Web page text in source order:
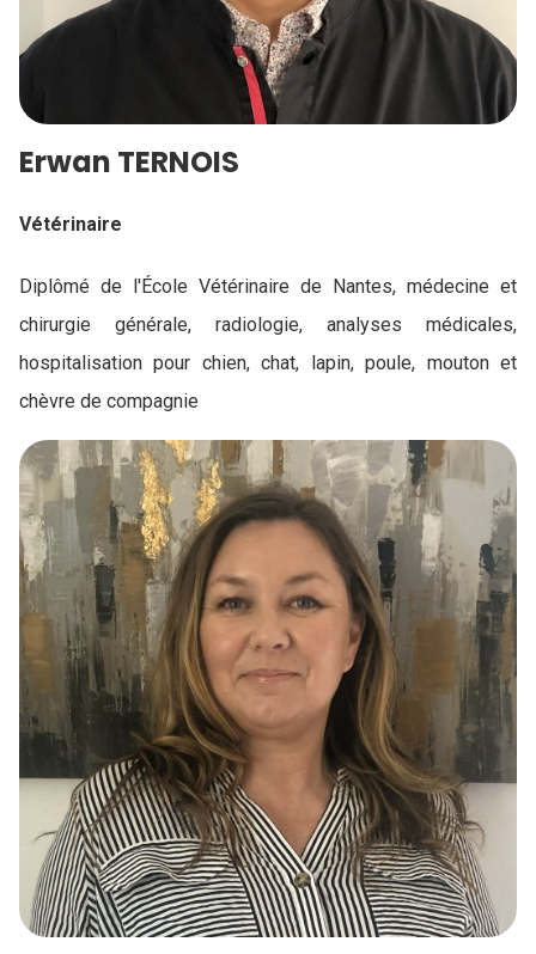
Erwan TERNOIS
Vétérinaire
Diplômé de l'École Vétérinaire de Nantes, médecine et
chirurgie générale, radiologie, analyses médicales,
hospitalisation pour chien, chat, lapin, poule, mouton et
chèvre de compagnie